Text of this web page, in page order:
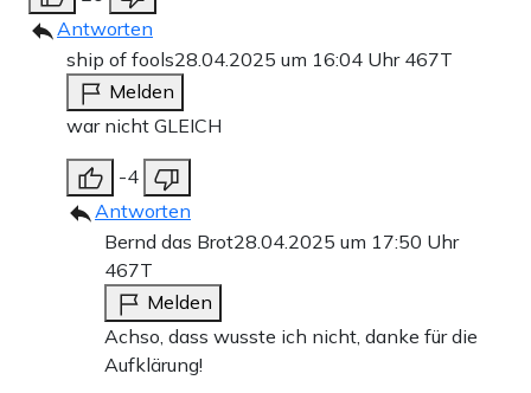
Antworten
ship of fools28.04.2025 um 16:04 Uhr 467T
Melden
war nicht GLEICH
-4
Antworten
Bernd das Brot28.04.2025 um 17:50 Uhr
467T
Melden
Achso, dass wusste ich nicht, danke für die
Aufklärung!